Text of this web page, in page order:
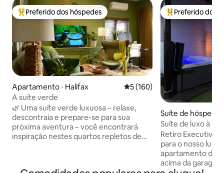
Entre os melhores preferidos dos hóspedes
Preferido dos hóspedes
Apartamento ⋅ Halifax 5 de uma avaliação média de
5 (160)
A suíte verde
🌿 Uma suíte verde luxuosa – relaxe,
descontraia e prepare-se para sua
próxima aventura – você encontrará
inspiração nestes quartos repletos de
Entre os
Preferido dos
Suíte de
nds Plains
Suíte de luxo à
de
Retiro Executivo à
para o nosso
apartamento de
acima da